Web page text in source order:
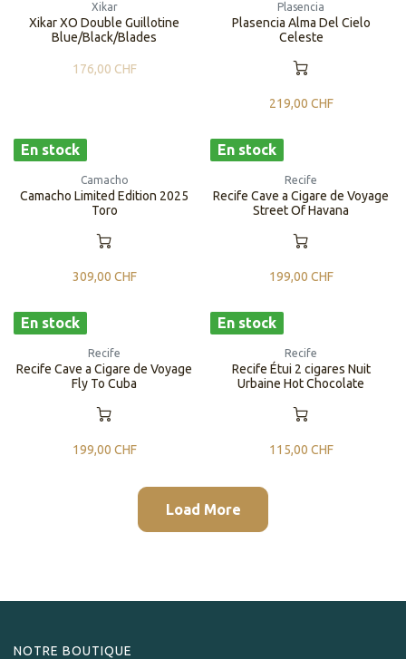
Xikar
Xikar XO Double Guillotine
Blue/Black/Blades
176,00 CHF
Plasencia
Plasencia Alma Del Cielo
Celeste
219,00 CHF
En stock
Camacho
Camacho Limited Edition 2025
Toro
309,00 CHF
En stock
Recife
Recife Cave a Cigare de Voyage
Street Of Havana
199,00 CHF
En stock
Recife
Recife Cave a Cigare de Voyage
Fly To Cuba
199,00 CHF
En stock
Recife
Recife Étui 2 cigares Nuit
Urbaine Hot Chocolate
115,00 CHF
Load More
NOTRE BOUTIQUE